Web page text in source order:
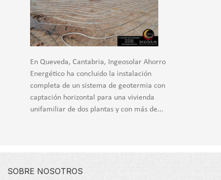
En Queveda, Cantabria, Ingeosolar Ahorro
Energético ha concluido la instalación
completa de un sistema de geotermia con
captación horizontal para una vivienda
unifamiliar de dos plantas y con más de...
SOBRE NOSOTROS